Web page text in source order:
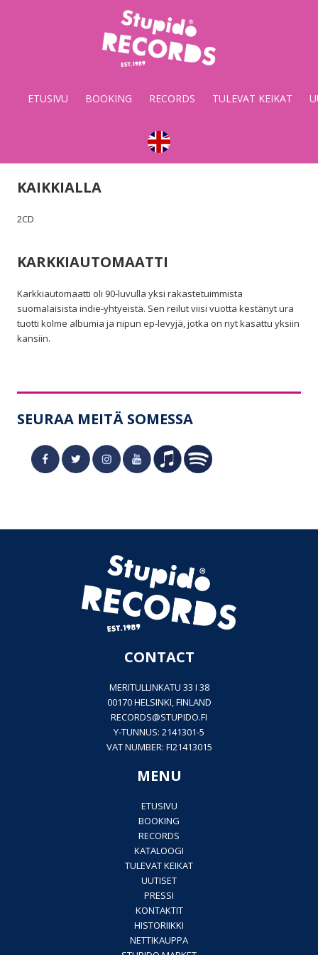
Stupido
Records
&
ETUSIVU BOOKING RECORDS TULEVAT KEIKAT
KAIKKIALLA
2CD
KARKKIAUTOMAATTI
Karkkiautomaatti oli 90-luvulla yksi rakastetuimmista
suomalaisista indie-yhtyeistä. Sen reilut viisi vuotta kestänyt ura
tuotti kolme albumia ja nipun ep-levyjä, jotka on nyt kasattu yksiin
kansiin.
SEURAA MEITÄ SOMESSA
CONTACT
MERITULLINKATU 33 I 38
00170 HELSINKI, FINLAND
RECORDS@STUPIDO.FI
Y-TUNNUS: 2141301-5
VAT NUMBER: FI21413015
MENU
ETUSIVU
BOOKING
RECORDS
KATALOOGI
TULEVAT KEIKAT
UUTISET
PRESSI
KONTAKTIT
HISTORIIKKI
NETTIKAUPPA